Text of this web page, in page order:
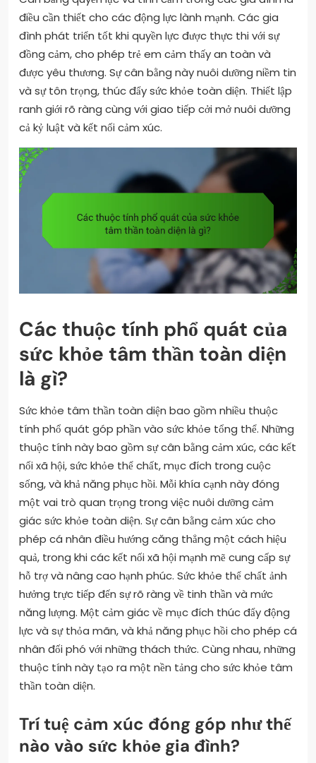
điều cần thiết cho các động lực lành mạnh. Các gia
đình phát triển tốt khi quyền lực được thực thi với sự
đồng cảm, cho phép trẻ em cảm thấy an toàn và
được yêu thương. Sự cân bằng này nuôi dưỡng niềm tin
và sự tôn trọng, thúc đẩy sức khỏe toàn diện. Thiết lập
ranh giới rõ ràng cùng với giao tiếp cởi mở nuôi dưỡng
cả kỷ luật và kết nối cảm xúc.
Các thuộc tính phổ quát của
sức khỏe tâm thần toàn diện
là gì?
Sức khỏe tâm thần toàn diện bao gồm nhiều thuộc
tính phổ quát góp phần vào sức khỏe tổng thể. Những
thuộc tính này bao gồm sự cân bằng cảm xúc, các kết
nối xã hội, sức khỏe thể chất, mục đích trong cuộc
sống, và khả năng phục hồi. Mỗi khía cạnh này đóng
một vai trò quan trọng trong việc nuôi dưỡng cảm
giác sức khỏe toàn diện. Sự cân bằng cảm xúc cho
phép cá nhân điều hướng căng thẳng một cách hiệu
quả, trong khi các kết nối xã hội mạnh mẽ cung cấp sự
hỗ trợ và nâng cao hạnh phúc. Sức khỏe thể chất ảnh
hưởng trực tiếp đến sự rõ ràng về tinh thần và mức
năng lượng. Một cảm giác về mục đích thúc đẩy động
lực và sự thỏa mãn, và khả năng phục hồi cho phép cá
nhân đối phó với những thách thức. Cùng nhau, những
thuộc tính này tạo ra một nền tảng cho sức khỏe tâm
thần toàn diện.
Trí tuệ cảm xúc đóng góp như thế
nào vào sức khỏe gia đình?